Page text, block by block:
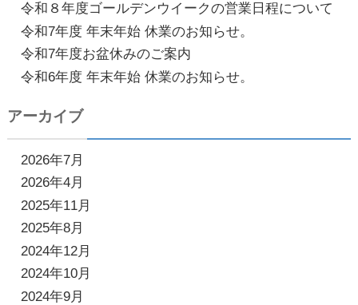
シ
ョ
ン
令和８年度ゴールデンウイークの営業日程について
令和7年度 年末年始 休業のお知らせ。
令和7年度お盆休みのご案内
令和6年度 年末年始 休業のお知らせ。
アーカイブ
2026年7月
2026年4月
2025年11月
2025年8月
2024年12月
2024年10月
2024年9月